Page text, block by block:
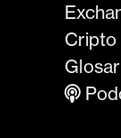
Cripto